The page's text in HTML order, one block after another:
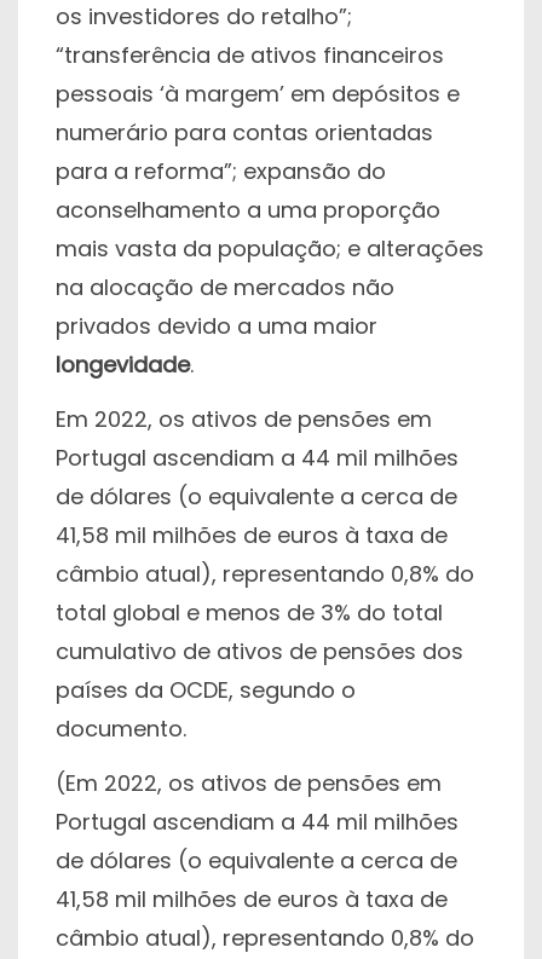
os investidores do retalho”;
“transferência de ativos financeiros
pessoais ‘à margem’ em depósitos e
numerário para contas orientadas
para a reforma”; expansão do
aconselhamento a uma proporção
mais vasta da população; e alterações
na alocação de mercados não
privados devido a uma maior
longevidade.
Em 2022, os ativos de pensões em
Portugal ascendiam a 44 mil milhões
de dólares (o equivalente a cerca de
41,58 mil milhões de euros à taxa de
câmbio atual), representando 0,8% do
total global e menos de 3% do total
cumulativo de ativos de pensões dos
países da OCDE, segundo o
documento.
(Em 2022, os ativos de pensões em
Portugal ascendiam a 44 mil milhões
de dólares (o equivalente a cerca de
41,58 mil milhões de euros à taxa de
câmbio atual), representando 0,8% do